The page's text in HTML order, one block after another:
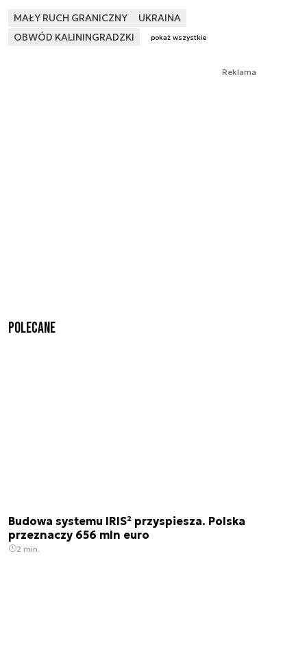
MAŁY RUCH GRANICZNY
UKRAINA
OBWÓD KALININGRADZKI
pokaż wszystkie
Reklama
Polecane
Budowa systemu IRIS² przyspiesza. Polska
przeznaczy 656 mln euro
2 min.